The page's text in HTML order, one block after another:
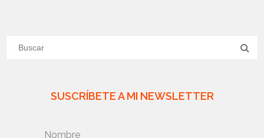
SUSCRÍBETE A MI NEWSLETTER